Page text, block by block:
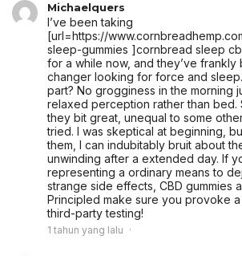
Michaelquers
I’ve been taking
[url=https://
sleep-gummies ]cornbread sleep
for a while now, and they’ve frankly
changer looking for force and
part? No grogginess in the morning
relaxed perception rather than bed.
they bit great, unequal to some
tried. I was skeptical at beginning,
them, I can indubitably bruit about
unwinding after a extended day. If
representing a ordinary means to
strange side effects, CBD gummies
Principled make sure you provoke
third-party testing!
1 tahun yang lalu